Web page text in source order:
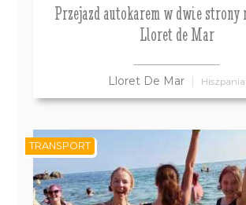
Przejazd autokarem w dwie strony
Lloret de Mar
Lloret De Mar Hiszpania
TRANSPORT